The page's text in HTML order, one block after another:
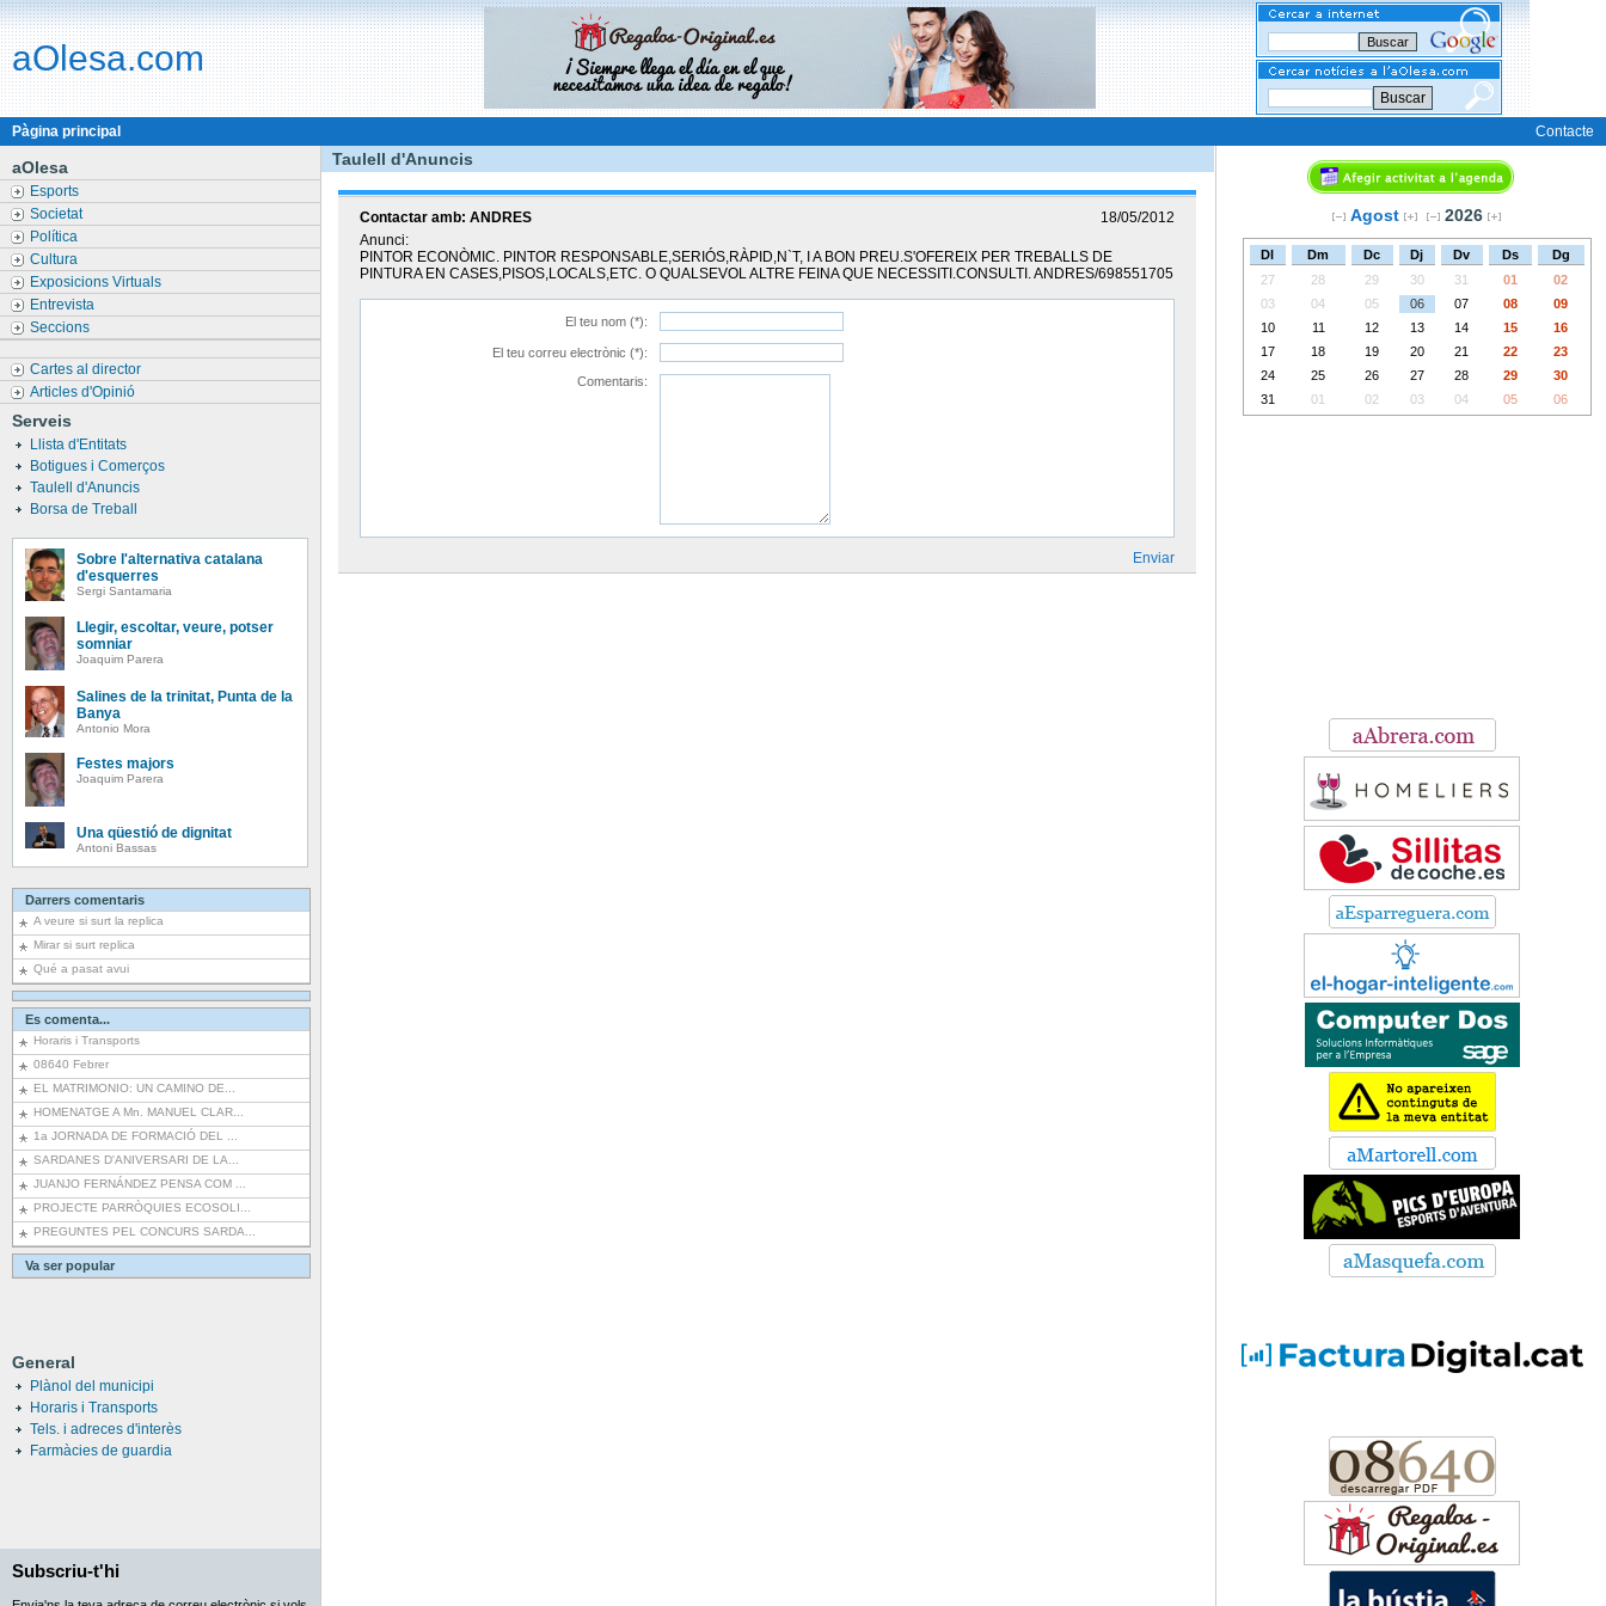
aOlesa.com
Buscar
Pàgina principal
Contacte
aOlesa
Esports
Societat
Política
Cultura
Exposicions Virtuals
Entrevista
Seccions
Cartes al director
Articles d'Opinió
Serveis
Llista d'Entitats
Botigues i Comerços
Taulell d'Anuncis
Borsa de Treball
Sobre l'alternativa catalana
d'esquerres
Sergi Santamaria
Llegir, escoltar, veure, potser
somniar
Joaquim Parera
Salines de la trinitat, Punta de la
Banya
Antonio Mora
Festes majors
Joaquim Parera
Una qüestió de dignitat
Antoni Bassas
Darrers comentaris
A veure si surt la replica
Mirar si surt replica
Qué a pasat avui
Es comenta...
Horaris i Transports
08640 Febrer
EL MATRIMONIO: UN CAMINO DE...
HOMENATGE A Mn. MANUEL CLAR...
1a JORNADA DE FORMACIÓ DEL ...
SARDANES D'ANIVERSARI DE LA...
JUANJO FERNÁNDEZ PENSA COM ...
PROJECTE PARRÒQUIES ECOSOLI...
PREGUNTES PEL CONCURS SARDA...
Va ser popular
General
Plànol del municipi
Horaris i Transports
Tels. i adreces d'interès
Farmàcies de guardia
Subscriu-t'hi
Taulell d'Anuncis
Contactar amb: ANDRES
18/05/2012
Anunci:
PINTOR ECONÒMIC. PINTOR RESPONSABLE,SERIÓS,RÀPID,N`T, I A BON PREU.S'OFEREIX PER TREBALLS DE
PINTURA EN CASES,PISOS,LOCALS,ETC. O QUALSEVOL ALTRE FEINA QUE NECESSITI.CONSULTI. ANDRES/698551705
El teu nom (*):
El teu correu electrònic (*):
Comentaris:
Enviar
Agost 2026
Dl Dm Dc Dj Dv Ds
Dg
27
28 29 30 31 01
02
03
04 05 06 07 08
09
10
11 12 13 14 15
16
17
18 19 20 21 22
23
24
25 26 27 28 29
30
31
01 02 03 04 05 06